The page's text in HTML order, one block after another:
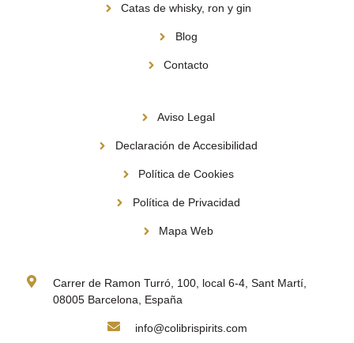
Catas de whisky, ron y gin
Blog
Contacto
Aviso Legal
Declaración de Accesibilidad
Política de Cookies
Política de Privacidad
Mapa Web
Carrer de Ramon Turró, 100, local 6-4, Sant Martí,
08005 Barcelona, España
info@colibrispirits.com